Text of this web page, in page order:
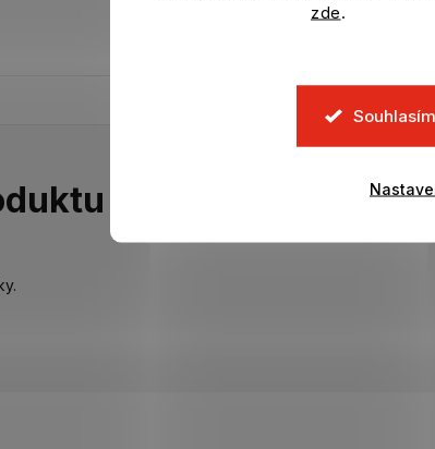
zde.
Souhlasím